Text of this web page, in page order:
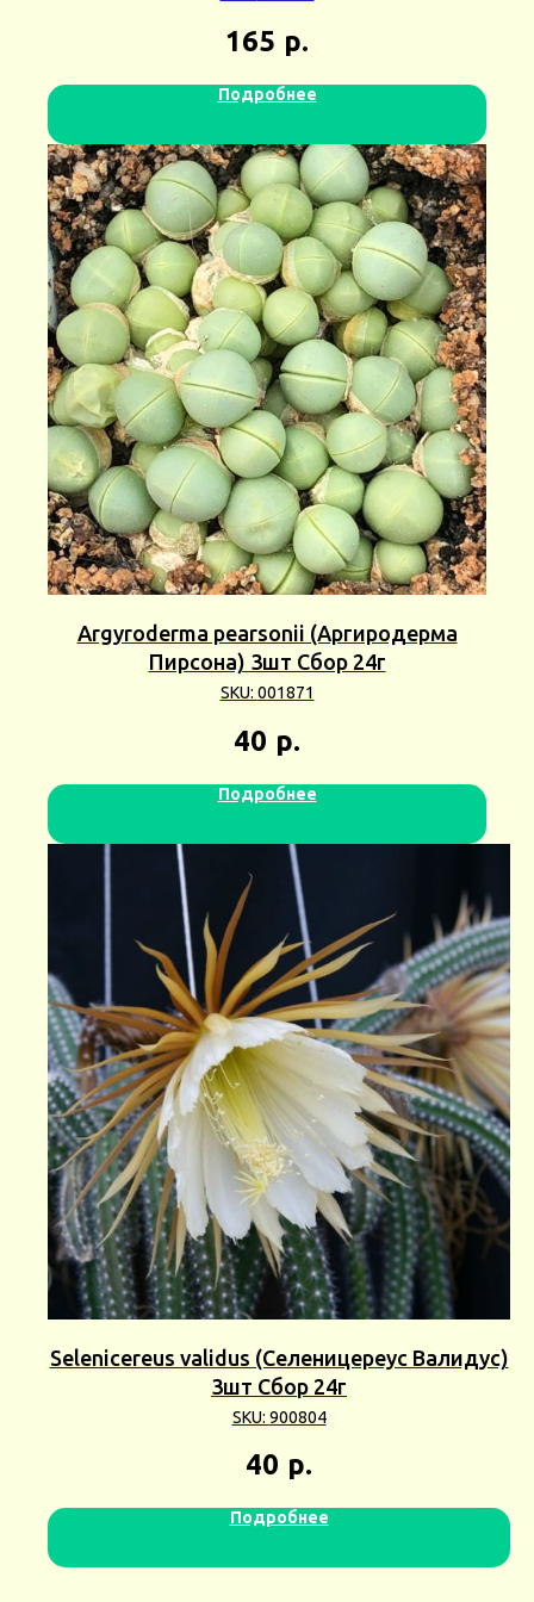
165 р.
Подробнее
Argyroderma pearsonii (Аргиродерма
Пирсона) 3шт Сбор 24г
SKU: 001871
40 р.
Подробнее
Selenicereus validus (Селеницереус Валидус)
3шт Сбор 24г
SKU: 900804
40 р.
Подробнее